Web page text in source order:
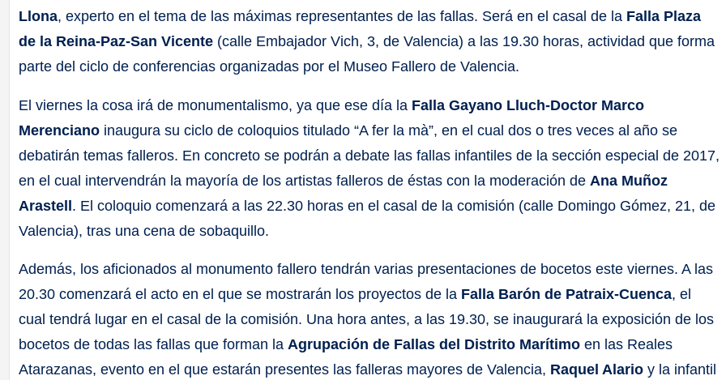
Llona, experto en el tema de las máximas representantes de las fallas. Será en el casal de la Falla Plaza
de la Reina-Paz-San Vicente (calle Embajador Vich, 3, de Valencia) a las 19.30 horas, actividad que forma
parte del ciclo de conferencias organizadas por el Museo Fallero de Valencia.
El viernes la cosa irá de monumentalismo, ya que ese día la Falla Gayano Lluch-Doctor Marco
Merenciano inaugura su ciclo de coloquios titulado “A fer la mà”, en el cual dos o tres veces al año se
debatirán temas falleros. En concreto se podrán a debate las fallas infantiles de la sección especial de 2017,
en el cual intervendrán la mayoría de los artistas falleros de éstas con la moderación de Ana Muñoz
Arastell. El coloquio comenzará a las 22.30 horas en el casal de la comisión (calle Domingo Gómez, 21, de
Valencia), tras una cena de sobaquillo.
Además, los aficionados al monumento fallero tendrán varias presentaciones de bocetos este viernes. A las
20.30 comenzará el acto en el que se mostrarán los proyectos de la Falla Barón de Patraix-Cuenca, el
cual tendrá lugar en el casal de la comisión. Una hora antes, a las 19.30, se inaugurará la exposición de los
bocetos de todas las fallas que forman laAgrupación de Fallas del Distrito Marítimo en las Reales
Atarazanas, evento en el que estarán presentes las falleras mayores de Valencia, Raquel Alario y la infantil